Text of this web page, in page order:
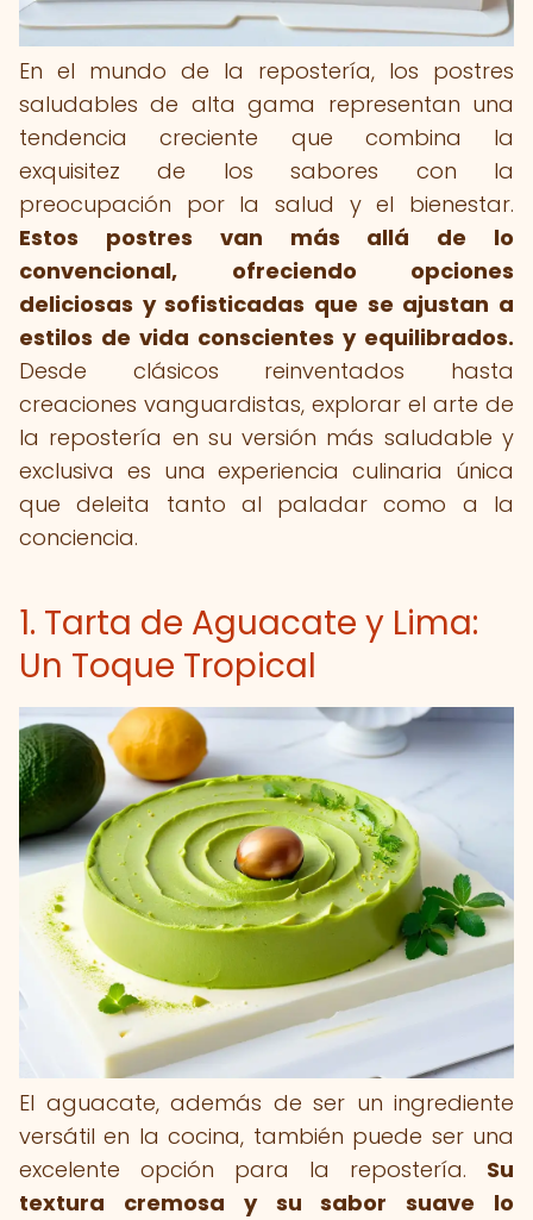
En el mundo de la repostería, los postres
saludables de alta gama representan una
tendencia creciente que combina la
exquisitez de los sabores con la
preocupación por la salud y el bienestar.
Estos postres van más allá de lo
convencional, ofreciendo opciones
deliciosas y sofisticadas que se ajustan a
estilos de vida conscientes y equilibrados.
Desde clásicos reinventados hasta
creaciones vanguardistas, explorar el arte de
la repostería en su versión más saludable y
exclusiva es una experiencia culinaria única
que deleita tanto al paladar como a la
conciencia.
1. Tarta de Aguacate y Lima:
Un Toque Tropical
El aguacate, además de ser un ingrediente
versátil en la cocina, también puede ser una
excelente opción para la repostería. Su
textura cremosa y su sabor suave lo